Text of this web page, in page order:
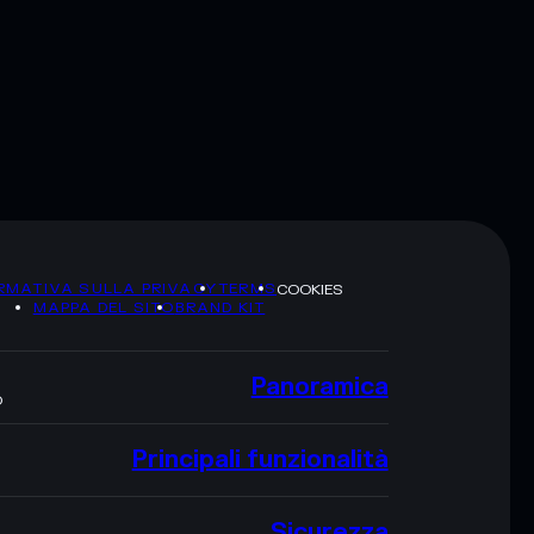
SULLA PRIVACYTERMSCOOKIES
MAPPA DEL SITOBRAND KIT
Panoramica
Principali funzionalità